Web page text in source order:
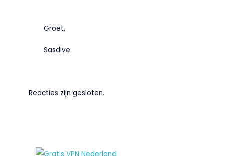
Groet,
Sasdive
Reacties zijn gesloten.